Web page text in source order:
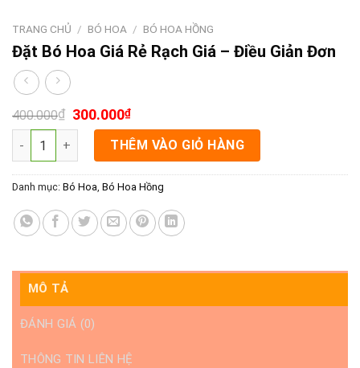
TRANG CHỦ / BÓ HOA / BÓ HOA HỒNG
Đặt Bó Hoa Giá Rẻ Rạch Giá – Điều Giản Đơn
400.000₫ 300.000₫
Đặt Bó Hoa Giá Rẻ Rạch Giá - Điều Giản Đơn số lượng
THÊM VÀO GIỎ HÀNG
Danh mục: Bó Hoa, Bó Hoa Hồng
MÔ TẢ
ĐÁNH GIÁ (0)
THÔNG TIN LIÊN HỆ